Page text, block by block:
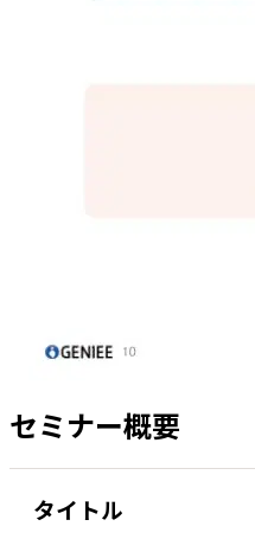
セミナー概要
タイトル